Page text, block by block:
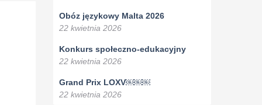
Obóz językowy Malta 2026
22 kwietnia 2026
Konkurs społeczno-edukacyjny
22 kwietnia 2026
Grand Prix LOXV￼￼￼
22 kwietnia 2026